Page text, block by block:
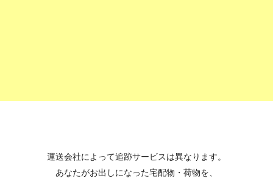
運送会社によって追跡サービスは異なります。
あなたがお出しになった宅配物・荷物を、